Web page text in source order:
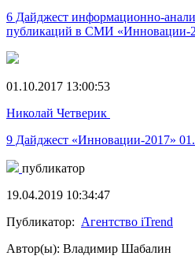
6 Дайджест информационно-
публикаций в СМИ «Инновации-
01.10.2017 13:00:53
Николай Четверик
9 Дайджест «Инновации-2017»
публикатор
19.04.2019 10:34:47
Публикатор: Агентство iTrend
Автор(ы): Владимир Шабалин